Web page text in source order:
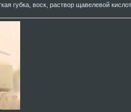
губка, воск, раствор щавелевой